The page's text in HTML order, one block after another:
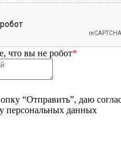
что вы не робот*
“Отправить”, даю
персональных данных